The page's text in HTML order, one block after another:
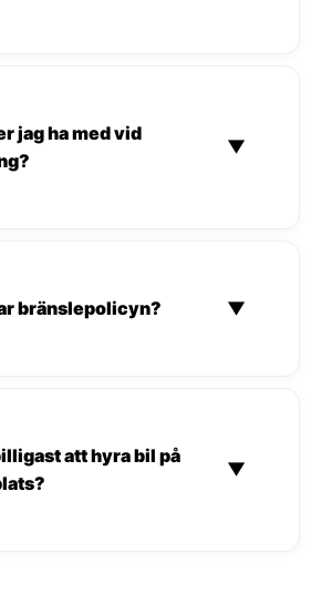
jag ha med vid
▼
bränslepolicyn? ▼
att hyra bil på
▼